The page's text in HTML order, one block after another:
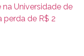
na Universidade de
perda de R$ 2